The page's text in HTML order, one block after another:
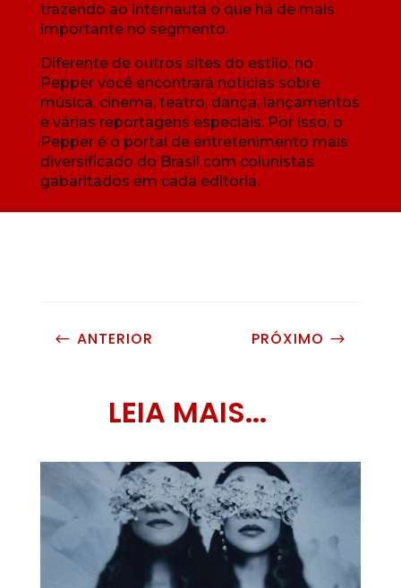
trazendo ao internauta o que há de mais
importante no segmento.
Diferente de outros sites do estilo, no
Pepper você encontrará notícias sobre
música, cinema, teatro, dança, lançamentos
e várias reportagens especiais. Por isso, o
Pepper é o portal de entretenimento mais
diversificado do Brasil com colunistas
gabaritados em cada editoria.
# ANTERIOR PRÓXIMO $
LEIA MAIS...